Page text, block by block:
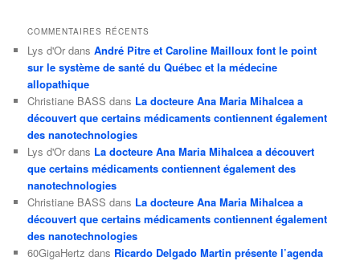
COMMENTAIRES RÉCENTS
Lys d'Or dansAndré Pitre et Caroline Mailloux font le point
sur le système de santé du Québec et la médecine
allopathique
Christiane BASS dans La docteure Ana Maria Mihalcea a
découvert que certains médicaments contiennent également
des nanotechnologies
Lys d'Or dans La docteure Ana Maria Mihalcea a découvert
que certains médicaments contiennent également des
nanotechnologies
Christiane BASS dans La docteure Ana Maria Mihalcea a
découvert que certains médicaments contiennent également
des nanotechnologies
60GigaHertz dans Ricardo Delgado Martin présente l’agenda